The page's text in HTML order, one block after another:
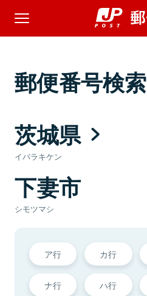
郵便番号検索
茨城県
イバラキケン
下妻市
シモツマシ
ア行 カ行
ナ行 ハ行